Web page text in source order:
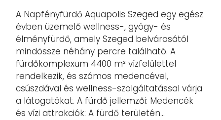
A Napfényfürdő Aquapolis Szeged egy egész
évben üzemelő wellness-, gyógy- és
élményfürdő, amely Szeged belvárosától
mindössze néhány percre található. A
fürdőkomplexum 4400 m² vízfelülettel
rendelkezik, és számos medencével,
csúszdával és wellness-szolgáltatással várja
a látogatókat. A fürdő jellemzői: Medencék
és vízi attrakciók: A fürdő területén...